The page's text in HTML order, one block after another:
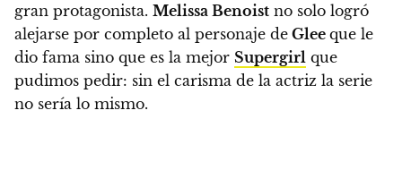
gran protagonista. Melissa Benoist no solo logró
alejarse por completo al personaje de Glee que le
dio fama sino que es la mejor Supergirl que
pudimos pedir: sin el carisma de la actriz la serie
no sería lo mismo.